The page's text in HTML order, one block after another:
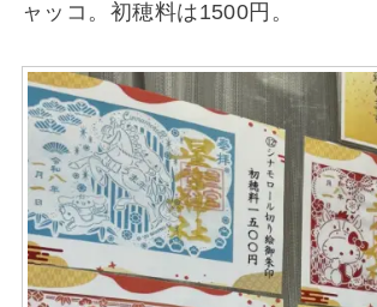
ャッコ。初穂料は1500円。